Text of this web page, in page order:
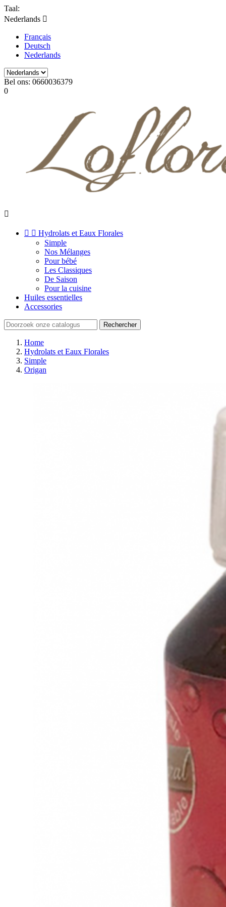
Taal:
Nederlands 
Français
Deutsch
Nederlands
Bel ons: 0660036379
0

  Hydrolats et Eaux Florales
Simple
Nos Mélanges
Pour bébé
Les Classiques
De Saison
Pour la cuisine
Huiles essentielles
Accessories
Rechercher
Home
Hydrolats et Eaux Florales
Simple
Origan